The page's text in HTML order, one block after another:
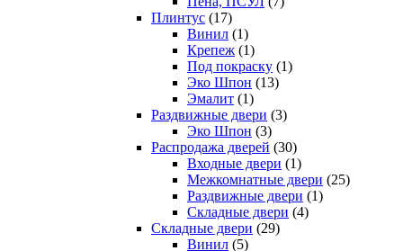
Плинтус (17)
Винил (1)
Крепеж (1)
Под покраску (1)
Эко Шпон (13)
Эмалит (1)
Раздвижные двери (3)
Эко Шпон (3)
Распродажа дверей (30)
Входные двери (1)
Межкомнатные двери (25)
Раздвижные двери (1)
Складные двери (4)
Складные двери (29)
Винил (5)